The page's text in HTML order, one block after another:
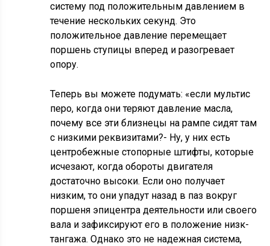
систему под положительным давлением в
течение нескольких секунд. Это
положительное давление перемещает
поршень ступицы вперед и разогревает
опору.
Теперь вы можете подумать: «если мультис
перо, когда они теряют давление масла,
почему все эти близнецы на рампе сидят там
с низкими реквизитами?- Ну, у них есть
центробежные стопорные штифты, которые
исчезают, когда обороты двигателя
достаточно высоки. Если оно получает
низким, то они упадут назад в паз вокруг
поршеня эпицентра деятельности или своего
вала и зафиксируют его в положение низк-
тангажа. Однако это не надежная система,